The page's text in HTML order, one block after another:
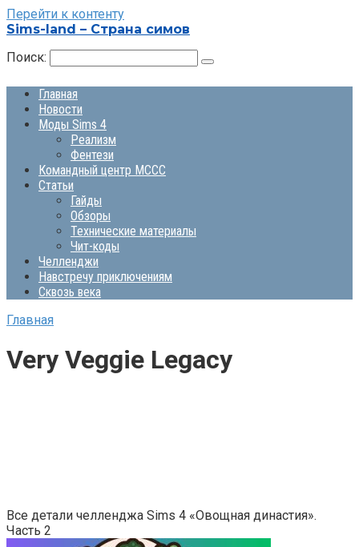
Перейти к контенту
Sims-land – Страна симов
Поиск:
Главная
Новости
Моды Sims 4
Реализм
Фентези
Командный центр MCCC
Статьи
Гайды
Обзоры
Технические материалы
Чит-коды
Челленджи
Навстречу приключениям
Сквозь века
Главная
Very Veggie Legacy
Все детали челленджа Sims 4 «Овощная династия».
Часть 2